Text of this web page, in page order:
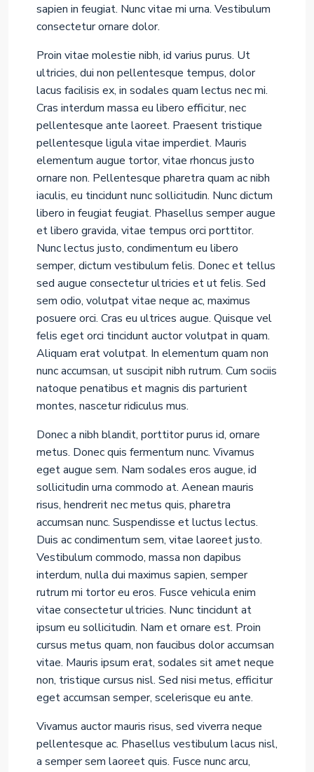
sapien in feugiat. Nunc vitae mi urna. Vestibulum
consectetur ornare dolor.
Proin vitae molestie nibh, id varius purus. Ut
ultricies, dui non pellentesque tempus, dolor
lacus facilisis ex, in sodales quam lectus nec mi.
Cras interdum massa eu libero efficitur, nec
pellentesque ante laoreet. Praesent tristique
pellentesque ligula vitae imperdiet. Mauris
elementum augue tortor, vitae rhoncus justo
ornare non. Pellentesque pharetra quam ac nibh
iaculis, eu tincidunt nunc sollicitudin. Nunc dictum
libero in feugiat feugiat. Phasellus semper augue
et libero gravida, vitae tempus orci porttitor.
Nunc lectus justo, condimentum eu libero
semper, dictum vestibulum felis. Donec et tellus
sed augue consectetur ultricies et ut felis. Sed
sem odio, volutpat vitae neque ac, maximus
posuere orci. Cras eu ultrices augue. Quisque vel
felis eget orci tincidunt auctor volutpat in quam.
Aliquam erat volutpat. In elementum quam non
nunc accumsan, ut suscipit nibh rutrum. Cum sociis
natoque penatibus et magnis dis parturient
montes, nascetur ridiculus mus.
Donec a nibh blandit, porttitor purus id, ornare
metus. Donec quis fermentum nunc. Vivamus
eget augue sem. Nam sodales eros augue, id
sollicitudin urna commodo at. Aenean mauris
risus, hendrerit nec metus quis, pharetra
accumsan nunc. Suspendisse et luctus lectus.
Duis ac condimentum sem, vitae laoreet justo.
Vestibulum commodo, massa non dapibus
interdum, nulla dui maximus sapien, semper
rutrum mi tortor eu eros. Fusce vehicula enim
vitae consectetur ultricies. Nunc tincidunt at
ipsum eu sollicitudin. Nam et ornare est. Proin
cursus metus quam, non faucibus dolor accumsan
vitae. Mauris ipsum erat, sodales sit amet neque
non, tristique cursus nisl. Sed nisi metus, efficitur
eget accumsan semper, scelerisque eu ante.
Vivamus auctor mauris risus, sed viverra neque
pellentesque ac. Phasellus vestibulum lacus nisl,
a semper sem laoreet quis. Fusce nunc arcu,